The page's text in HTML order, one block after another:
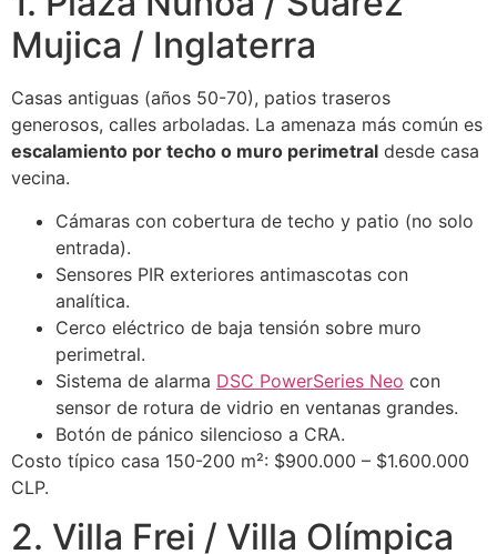
Mujica / Inglaterra
Casas antiguas (años 50-70), patios traseros
generosos, calles arboladas. La amenaza más común es
escalamiento por techo o muro perimetral desde casa
vecina.
Cámaras con cobertura de techo y patio (no solo
entrada).
Sensores PIR exteriores antimascotas con
analítica.
Cerco eléctrico de baja tensión sobre muro
perimetral.
Sistema de alarma DSC PowerSeries Neo con
sensor de rotura de vidrio en ventanas grandes.
Botón de pánico silencioso a CRA.
Costo típico casa 150-200 m²: $900.000 – $1.600.000
CLP.
2. Villa Frei / Villa Olímpica